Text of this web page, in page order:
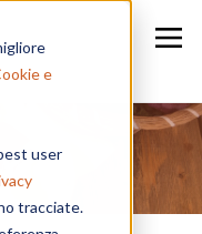
e
user
tracciate.